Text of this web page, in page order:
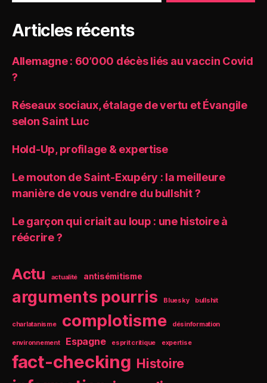
Articles récents
Allemagne : 60’000 décès liés au vaccin Covid
?
Réseaux sociaux, étalage de vertu et Évangile
selon Saint Luc
Hold-Up, profilage & expertise
Le mouton de Saint-Exupéry : la meilleure
manière de vous vendre du bullshit ?
Le garçon qui criait au loup : une histoire à
réécrire ?
Actu actualité antisémitisme
arguments pourris Bluesky bullshit
charlatanisme complotisme désinformation
environnement Espagne esprit critique expertise
fact-checking Histoire